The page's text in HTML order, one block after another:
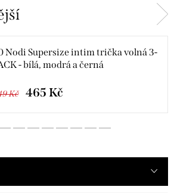
Nodi Supersize intim trička volná 3-
- bílá, modrá a černá
Kč 465 Kč